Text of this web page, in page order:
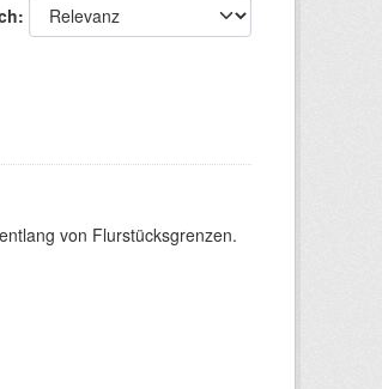
von Flurstücksgrenzen.